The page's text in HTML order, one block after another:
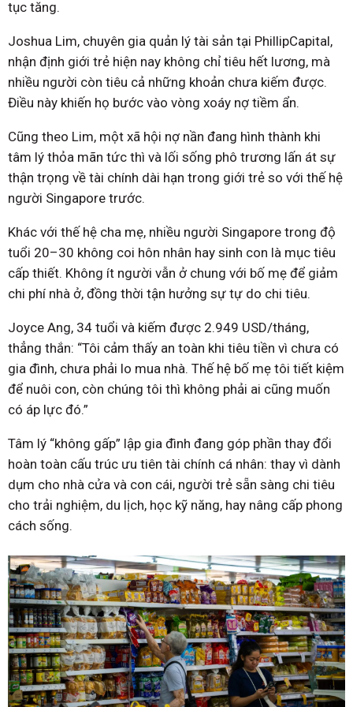
tục tăng.
Joshua Lim, chuyên gia quản lý tài sản tại PhillipCapital,
nhận định giới trẻ hiện nay không chỉ tiêu hết lương, mà
nhiều người còn tiêu cả những khoản chưa kiếm được.
Điều này khiến họ bước vào vòng xoáy nợ tiềm ẩn.
Cũng theo Lim, một xã hội nợ nần đang hình thành khi
tâm lý thỏa mãn tức thì và lối sống phô trương lấn át sự
thận trọng về tài chính dài hạn trong giới trẻ so với thế hệ
người Singapore trước.
Khác với thế hệ cha mẹ, nhiều người Singapore trong độ
tuổi 20–30 không coi hôn nhân hay sinh con là mục tiêu
cấp thiết. Không ít người vẫn ở chung với bố mẹ để giảm
chi phí nhà ở, đồng thời tận hưởng sự tự do chi tiêu.
Joyce Ang, 34 tuổi và kiếm được 2.949 USD/tháng,
thẳng thắn: “Tôi cảm thấy an toàn khi tiêu tiền vì chưa có
gia đình, chưa phải lo mua nhà. Thế hệ bố mẹ tôi tiết kiệm
để nuôi con, còn chúng tôi thì không phải ai cũng muốn
có áp lực đó.”
Tâm lý “không gấp” lập gia đình đang góp phần thay đổi
hoàn toàn cấu trúc ưu tiên tài chính cá nhân: thay vì dành
dụm cho nhà cửa và con cái, người trẻ sẵn sàng chi tiêu
cho trải nghiệm, du lịch, học kỹ năng, hay nâng cấp phong
cách sống.